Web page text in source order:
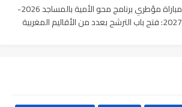
مباراة مؤطري برنامج محو الأمية بالمساجد 2026-
2027: فتح باب الترشح بعدد من الأقاليم المغربية